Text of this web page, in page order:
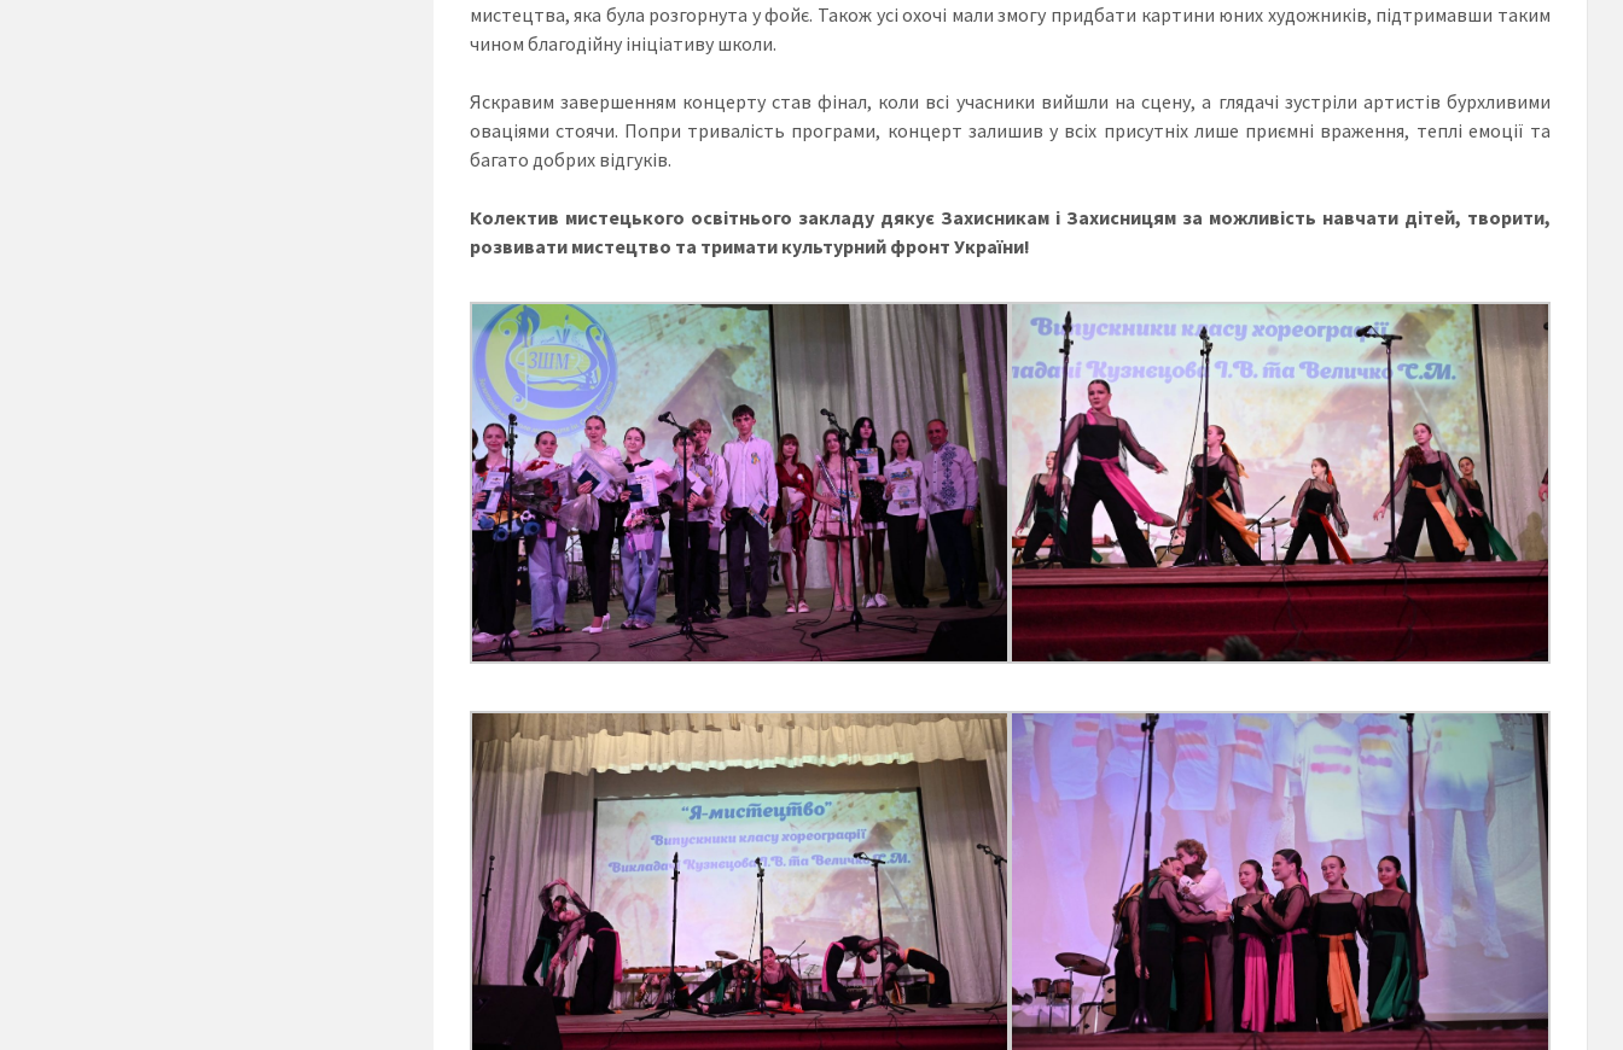
мистецтва, яка була розгорнута у фойє. Також усі охочі мали змогу придбати картини юних художників, підтримавши таким
чином благодійну ініціативу школи.
Яскравим завершенням концерту став фінал, коли всі учасники вийшли на сцену, а глядачі зустріли артистів бурхливими
оваціями стоячи. Попри тривалість програми, концерт залишив у всіх присутніх лише приємні враження, теплі емоції та
багато добрих відгуків.
Колектив мистецького освітнього закладу дякує Захисникам і Захисницям за можливість навчати дітей, творити,
розвивати мистецтво та тримати культурний фронт України!